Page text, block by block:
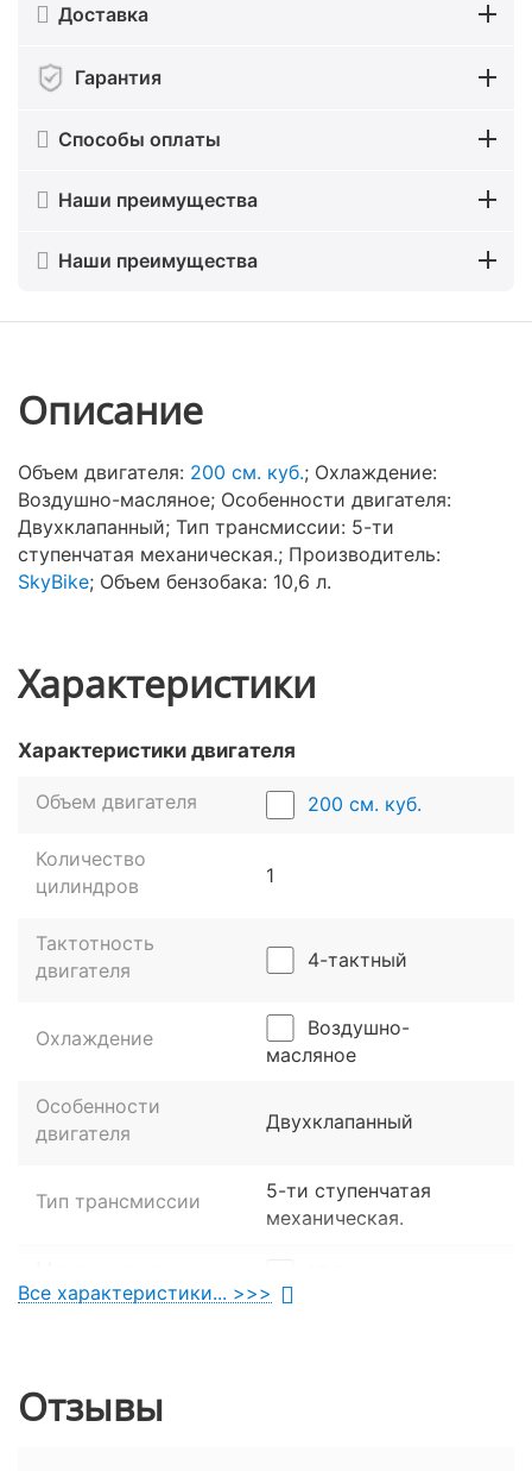
Доставка
Гарантия
Способы оплаты
Наши преимущества
Наши преимущества
Описание
Объем двигателя: 200 см. куб.; Охлаждение:
Воздушно-масляное; Особенности двигателя:
Двухклапанный; Тип трансмиссии: 5-ти
ступенчатая механическая.; Производитель:
SkyBike; Объем бензобака: 10,6 л.
Характеристики
Характеристики двигателя
Объем двигателя 200 см. куб.
Количество
цилиндров
1
Тактотность
двигателя
4-тактный
Охлаждение
Воздушно-
масляное
Особенности
двигателя
Двухклапанный
Тип трансмиссии
5-ти ступенчатая
механическая.
мощность
8000 об/мин.
Все характеристики... >>>
Отзывы